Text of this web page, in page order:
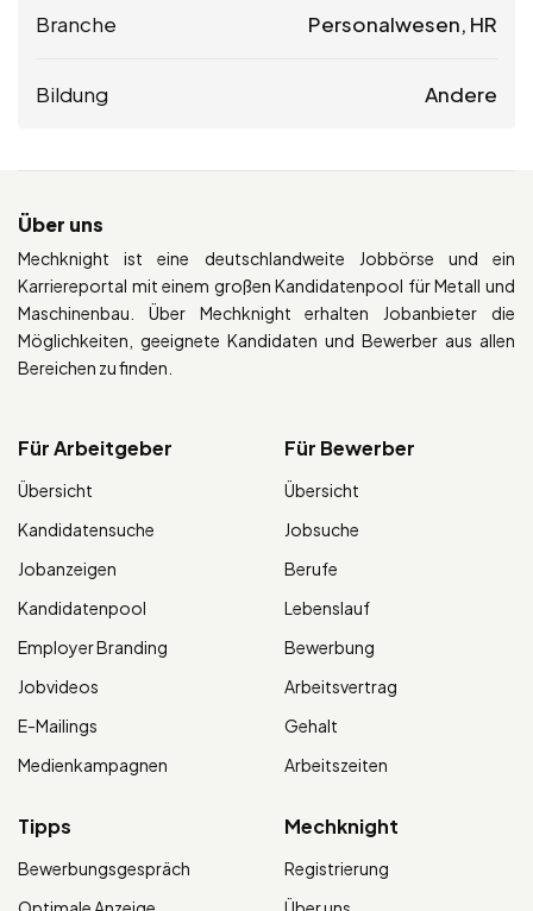
Branche Personalwesen, HR
Bildung Andere
Über uns
Mechknight ist eine deutschlandweite Jobbörse und ein
Karriereportal mit einem großen Kandidatenpool für Metall und
Maschinenbau. Über Mechknight erhalten Jobanbieter die
Möglichkeiten, geeignete Kandidaten und Bewerber aus allen
Bereichen zu finden.
Für Arbeitgeber
Übersicht
Kandidatensuche
Jobanzeigen
Kandidatenpool
Employer Branding
Jobvideos
E-Mailings
Medienkampagnen
Für Bewerber
Übersicht
Jobsuche
Berufe
Lebenslauf
Bewerbung
Arbeitsvertrag
Gehalt
Arbeitszeiten
Tipps
Bewerbungsgespräch
Mechknight
Registrierung